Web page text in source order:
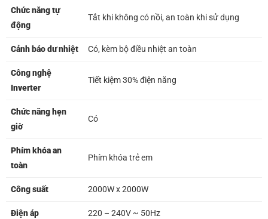
Chức năng tự
động
Tắt khi không có nồi, an toàn khi sử dụng
Cảnh báo dư nhiệt Có, kèm bộ điều nhiệt an toàn
Công nghệ
Inverter
Tiết kiệm 30% điện năng
Chức năng hẹn
giờ
Có
Phím khóa an
toàn
Phím khóa trẻ em
Công suất 2000W x 2000W
Điện áp 220 – 240V ~ 50Hz